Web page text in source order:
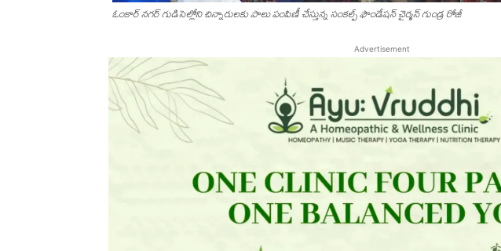
ఓంకార్ నగర్ గుడిసెల్లోని చిన్నారులకు పాలు పంపిణీ చేస్తున్న సంకల్ప్ ఫౌండేషన్ చైర్మన్ గుండ్ర రోజీ
Advertisement